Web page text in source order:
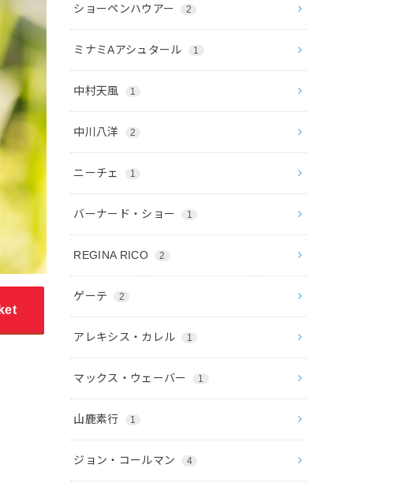
ショーペンハウアー 2
ミナミAアシュタール 1
中村天風 1
中川八洋 2
ニーチェ 1
バーナード・ショー 1
REGINA RICO 2
ゲーテ 2
アレキシス・カレル 1
マックス・ウェーバー 1
山鹿素行 1
ジョン・コールマン 4